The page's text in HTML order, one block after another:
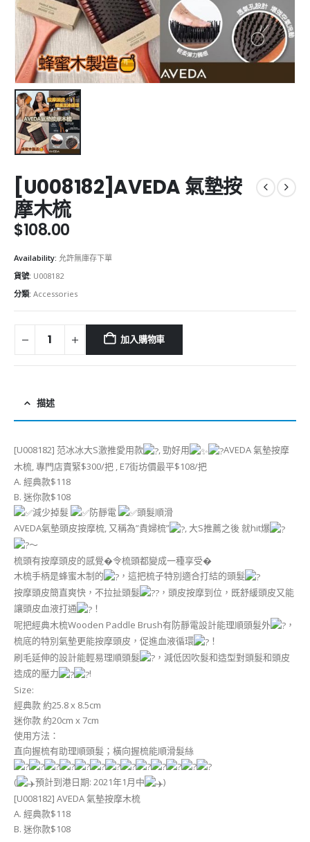
[U008182]AVEDA 氣墊按
摩木梳
$108.00
Availability: 允許無庫存下單
貨號: U008182
分類: Accessories
加入購物車
描述
[U008182] 范冰冰大S激推愛用款 , 勁好用
AVEDA 氣墊按摩
木梳, 專門店賣緊$300/把 , E7街坊價最平$108/把
A. 經典款$118
B. 迷你款$108
減少掉髮
防靜電
頭髮順滑
AVEDA氣墊頭皮按摩梳, 又稱為”貴婦梳”
, 大S推薦之後 就hit爆
～
梳頭有按摩頭皮的感覺�令梳頭都變成一種享受�
木梳手柄是蜂蜜木制的
，這把梳子特別適合打結的頭髮
按摩頭皮簡直爽快，不拉扯頭髮
，頭皮按摩到位，既舒緩頭皮又能
讓頭皮血液打通
！
呢把經典木梳Wooden Paddle Brush有防靜電設計能理順頭髮外
，
梳底的特別氣墊更能按摩頭皮，促進血液循環
！
刷毛延伸的設計能輕易理順頭髮
，減低因吹髮和造型對頭髮和頭皮
造成的壓力
!
Size:
經典款 約25.8 x 8.5cm
迷你款 約20cm x 7cm
使用方法：
直向握梳有助理順頭髮；橫向握梳能順滑髮絲
( 預計到港日期: 2021年1月中
)
[U008182] AVEDA 氣墊按摩木梳
A. 經典款$118
B. 迷你款$108